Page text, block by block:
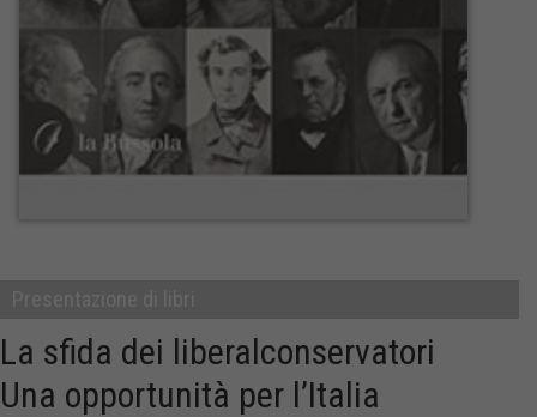
La sfida dei liberalconservatori
Una opportunità per l’Italia